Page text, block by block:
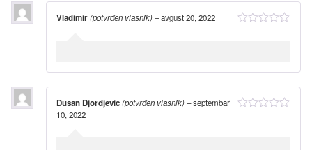
Vladimir(potvrđen vlasnik)–avgust 20, 2022
Dusan Djordjevic(potvrđen vlasnik)–septembar
10, 2022